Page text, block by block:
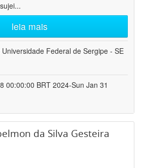
...
leia mais
Universidade Federal de Sergipe - SE
00:00:00 BRT 2024-Sun Jan 31
da Silva Gesteira